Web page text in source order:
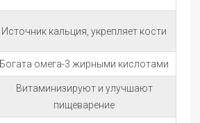
Источник кальция, укрепляет кости
Богата омега-3 жирными кислотами
Витаминизируют и улучшают
пищеварение